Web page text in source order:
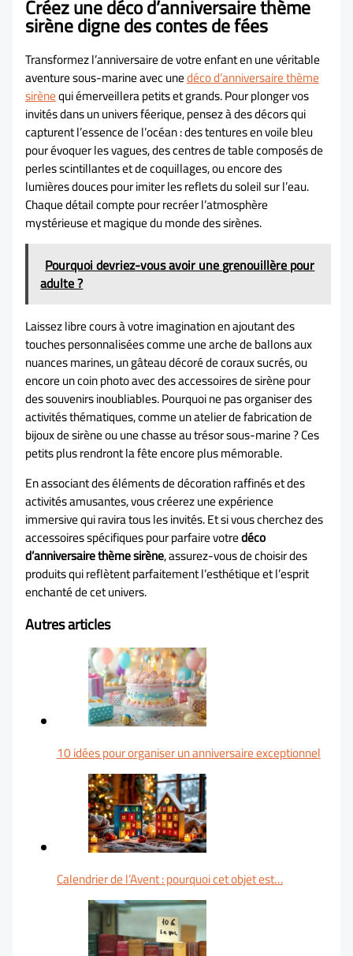
Créez une déco d’anniversaire thème
sirène digne des contes de fées
Transformez l’anniversaire de votre enfant en une véritable
aventure sous-marine avec unedéco d’anniversaire thème
sirènequi émerveillera petits et grands. Pour plonger vos
invités dans un univers féerique, pensez à des décors qui
capturent l’essence de l’océan : des tentures en voile bleu
pour évoquer les vagues, des centres de table composés de
perles scintillantes et de coquillages, ou encore des
lumières douces pour imiter les reflets du soleil sur l’eau.
Chaque détail compte pour recréer l’atmosphère
mystérieuse et magique du monde des sirènes.
Pourquoi devriez-vous avoir une grenouillère pour
adulte ?
Laissez libre cours à votre imagination en ajoutant des
touches personnalisées comme une arche de ballons aux
nuances marines, un gâteau décoré de coraux sucrés, ou
encore un coin photo avec des accessoires de sirène pour
des souvenirs inoubliables. Pourquoi ne pas organiser des
activités thématiques, comme un atelier de fabrication de
bijoux de sirène ou une chasse au trésor sous-marine ? Ces
petits plus rendront la fête encore plus mémorable.
En associant des éléments de décoration raffinés et des
activités amusantes, vous créerez une expérience
immersive qui ravira tous les invités. Et si vous cherchez des
accessoires spécifiques pour parfaire votredéco
d’anniversaire thème sirène, assurez-vous de choisir des
produits qui reflètent parfaitement l’esthétique et l’esprit
enchanté de cet univers.
Autres articles
10 idées pour organiser un anniversaire exceptionnel
Calendrier de l’Avent : pourquoi cet objet est…